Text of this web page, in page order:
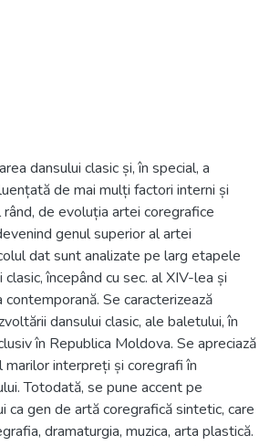
dansului clasic și, în special, a
de mai mulți factori interni și
de evoluția artei coregrafice
genul superior al artei
dat sunt analizate pe larg etapele
începând cu sec. al XIV-lea și
contemporană. Se caracterizează
dansului clasic, ale baletului, în
în Republica Moldova. Se apreciază
marilor interpreți și coregrafi în
Totodată, se pune accent pe
ca gen de artă coregrafică sintetic, care
dramaturgia, muzica, arta plastică.